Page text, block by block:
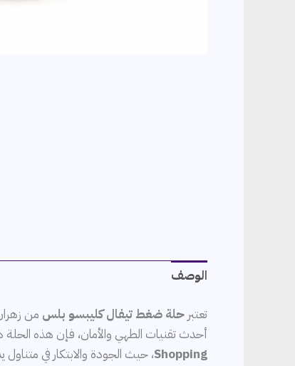
الوصف
تعتبر حلة ضغط تيفال كليبسو بلس من
أحدث تقنيات الطهي والأمان، فإن هذه الحلة ذات السعة 11.8 لتر ستحدث فارقاً كبيراً في طريقة إعداد وجباتك
Shopping، حيث الجودة والابتكار في متناول